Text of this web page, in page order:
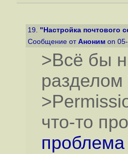
19. "Настройка почтового
Сообщение от Аноним on
>Всё бы
что-то